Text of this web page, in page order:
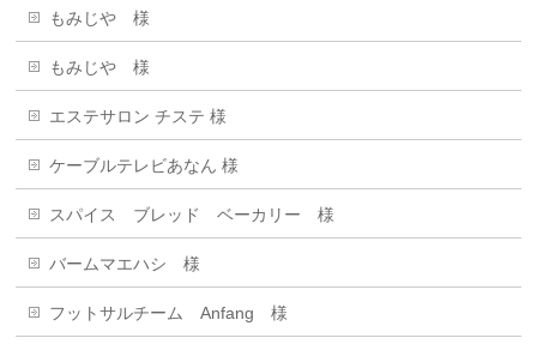
もみじや 様
もみじや 様
エステサロン チステ 様
ケーブルテレビあなん 様
スパイス ブレッド ベーカリー 様
バームマエハシ 様
フットサルチーム Anfang 様